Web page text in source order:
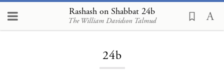
Rashash on Shabbat 24b
The William Davidson Talmud
Loading...
24b